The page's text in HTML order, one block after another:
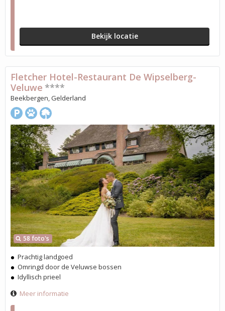
Bekijk locatie
58 foto's
Fletcher Hotel-Restaurant De Wipselberg-
Veluwe ****
Beekbergen, Gelderland
Prachtig landgoed
Omringd door de Veluwse bossen
Idyllisch prieel
Meer informatie